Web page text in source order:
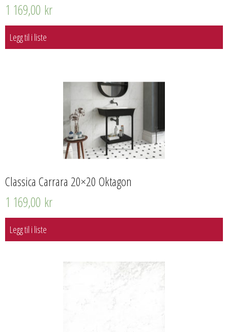
1 169,00 kr
Legg til i liste
Classica Carrara 20×20 Oktagon
1 169,00 kr
Legg til i liste